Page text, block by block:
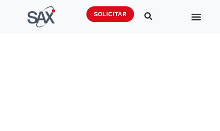
SOLICITAR